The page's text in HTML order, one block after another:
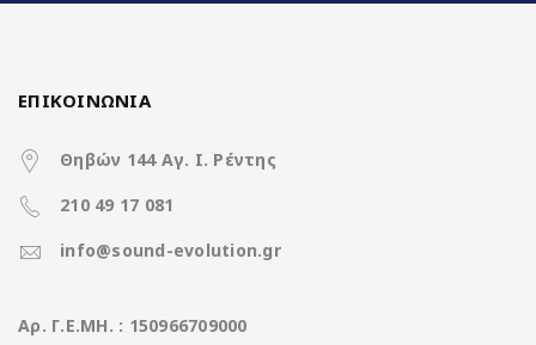
Χαρακτηριστικά
Operation System Nakamichi Os Android13
ΕΠΙΚΟΙΝΩΝΙΑ
Θηβών 144 Αγ. Ι. Ρέντης
210 49 17 081
info@sound-evolution.gr
Aρ. Γ.Ε.ΜΗ. : 150966709000